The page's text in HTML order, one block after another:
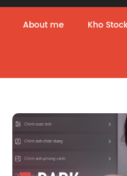
About me Kho